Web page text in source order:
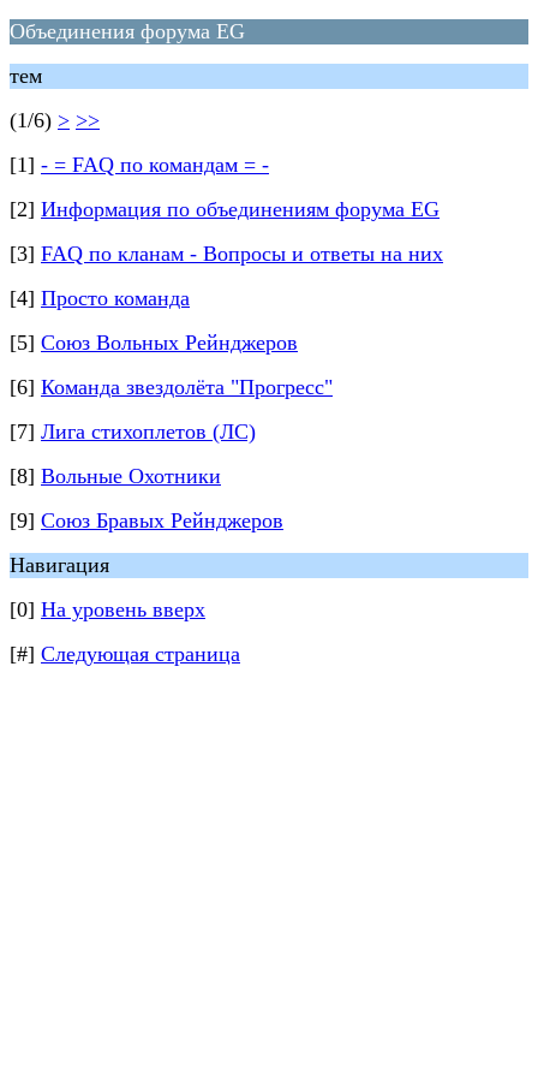
Объединения форума EG
тем
(1/6) > >>
[1] - = FAQ по командам = -
[2] Информация по объединениям форума EG
[3] FAQ по кланам - Вопросы и ответы на них
[4] Просто команда
[5] Союз Вольных Рейнджеров
[6] Команда звездолёта "Прогресс"
[7] Лига стихоплетов (ЛС)
[8] Вольные Охотники
[9] Союз Бравых Рейнджеров
Навигация
[0] На уровень вверх
[#] Следующая страница